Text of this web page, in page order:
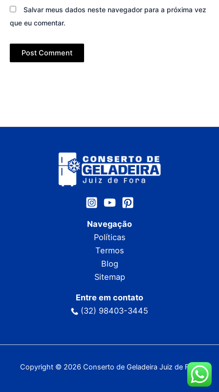
Salvar meus dados neste navegador para a próxima vez
que eu comentar.
Navegação
Políticas
Termos
Blog
Sitemap
Entre em contato
(32) 98403-3445
Copyright © 2026 Conserto de Geladeira Juiz de Fora